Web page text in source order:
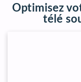
Optimisez
télé